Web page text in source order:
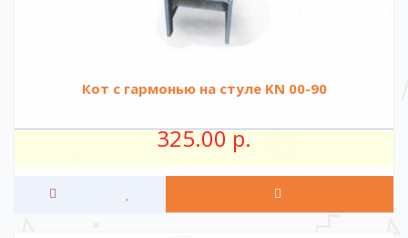
Кот с гармонью на стуле KN 00-90
325.00 р.